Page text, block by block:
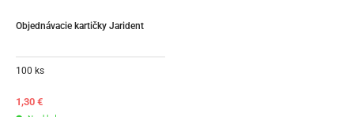
Objednávacie kartičky Jarident
100 ks
1,30 €